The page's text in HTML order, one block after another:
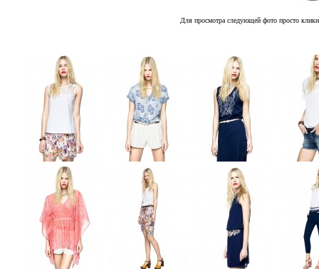
Для просмотра следующей фото просто